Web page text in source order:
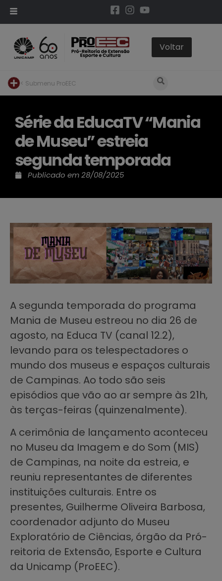
< Submenu ProEEC
Série da EducaTV “Mania
de Museu” estreia
segunda temporada
Publicado em28/08/2025
A segunda temporada do programa
Mania de Museu estreou no dia 26 de
agosto, na Educa TV (canal 12.2),
levando para os telespectadores o
mundo dos museus e espaços culturais
de Campinas. Ao todo são seis
episódios que vão ao ar sempre às 21h,
às terças-feiras (quinzenalmente).
A cerimônia de lançamento aconteceu
no Museu da Imagem e do Som (MIS)
de Campinas, na noite da estreia, e
reuniu representantes de diferentes
instituições culturais. Entre os
presentes, Guilherme Oliveira Barbosa,
coordenador adjunto do Museu
Exploratório de Ciências, órgão da Pró-
reitoria de Extensão, Esporte e Cultura
da Unicamp (ProEEC).